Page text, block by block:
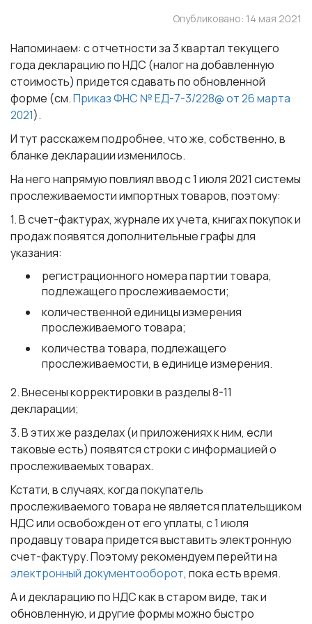
Опубликовано: 14 мая 2021
Напоминаем: с отчетности за 3 квартал текущего
года декларацию по НДС (налог на добавленную
стоимость) придется сдавать по обновленной
форме (см.Приказ ФНС № ЕД-7-3/228@ от 26 марта
2021).
И тут расскажем подробнее, что же, собственно, в
бланке декларации изменилось.
На него напрямую повлиял ввод с 1 июля 2021 системы
прослеживаемости импортных товаров, поэтому:
1. В счет-фактурах, журнале их учета, книгах покупок и
продаж появятся дополнительные графы для
указания:
регистрационного номера партии товара,
подлежащего прослеживаемости;
количественной единицы измерения
прослеживаемого товара;
количества товара, подлежащего
прослеживаемости, в единице измерения.
2. Внесены корректировки в разделы 8-11
декларации;
3. В этих же разделах (и приложениях к ним, если
таковые есть) появятся строки с информацией о
прослеживаемых товарах.
Кстати, в случаях, когда покупатель
прослеживаемого товара не является плательщиком
НДС или освобожден от его уплаты, с 1 июля
продавцу товара придется выставить электронную
счет-фактуру. Поэтому рекомендуем перейти на
электронный документооборот, пока есть время.
А и декларацию по НДС как в старом виде, так и
обновленную, и другие формы можно быстро